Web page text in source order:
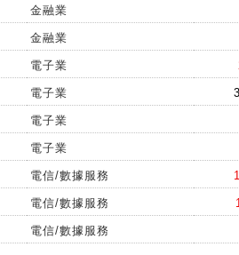
金融業
金融業
電子業
電子業
電子業
電子業
電信/數據服務
電信/數據服務
電信/數據服務